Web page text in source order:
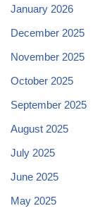
January 2026
December 2025
November 2025
October 2025
September 2025
August 2025
July 2025
June 2025
May 2025